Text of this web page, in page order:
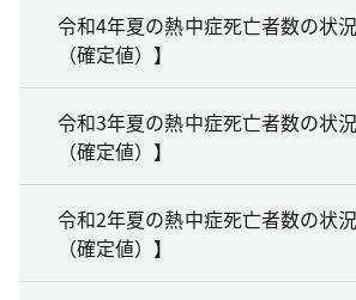
令和4年夏の熱中症死亡者数の状
（確定値）】
令和3年夏の熱中症死亡者数の状
（確定値）】
令和2年夏の熱中症死亡者数の状
（確定値）】